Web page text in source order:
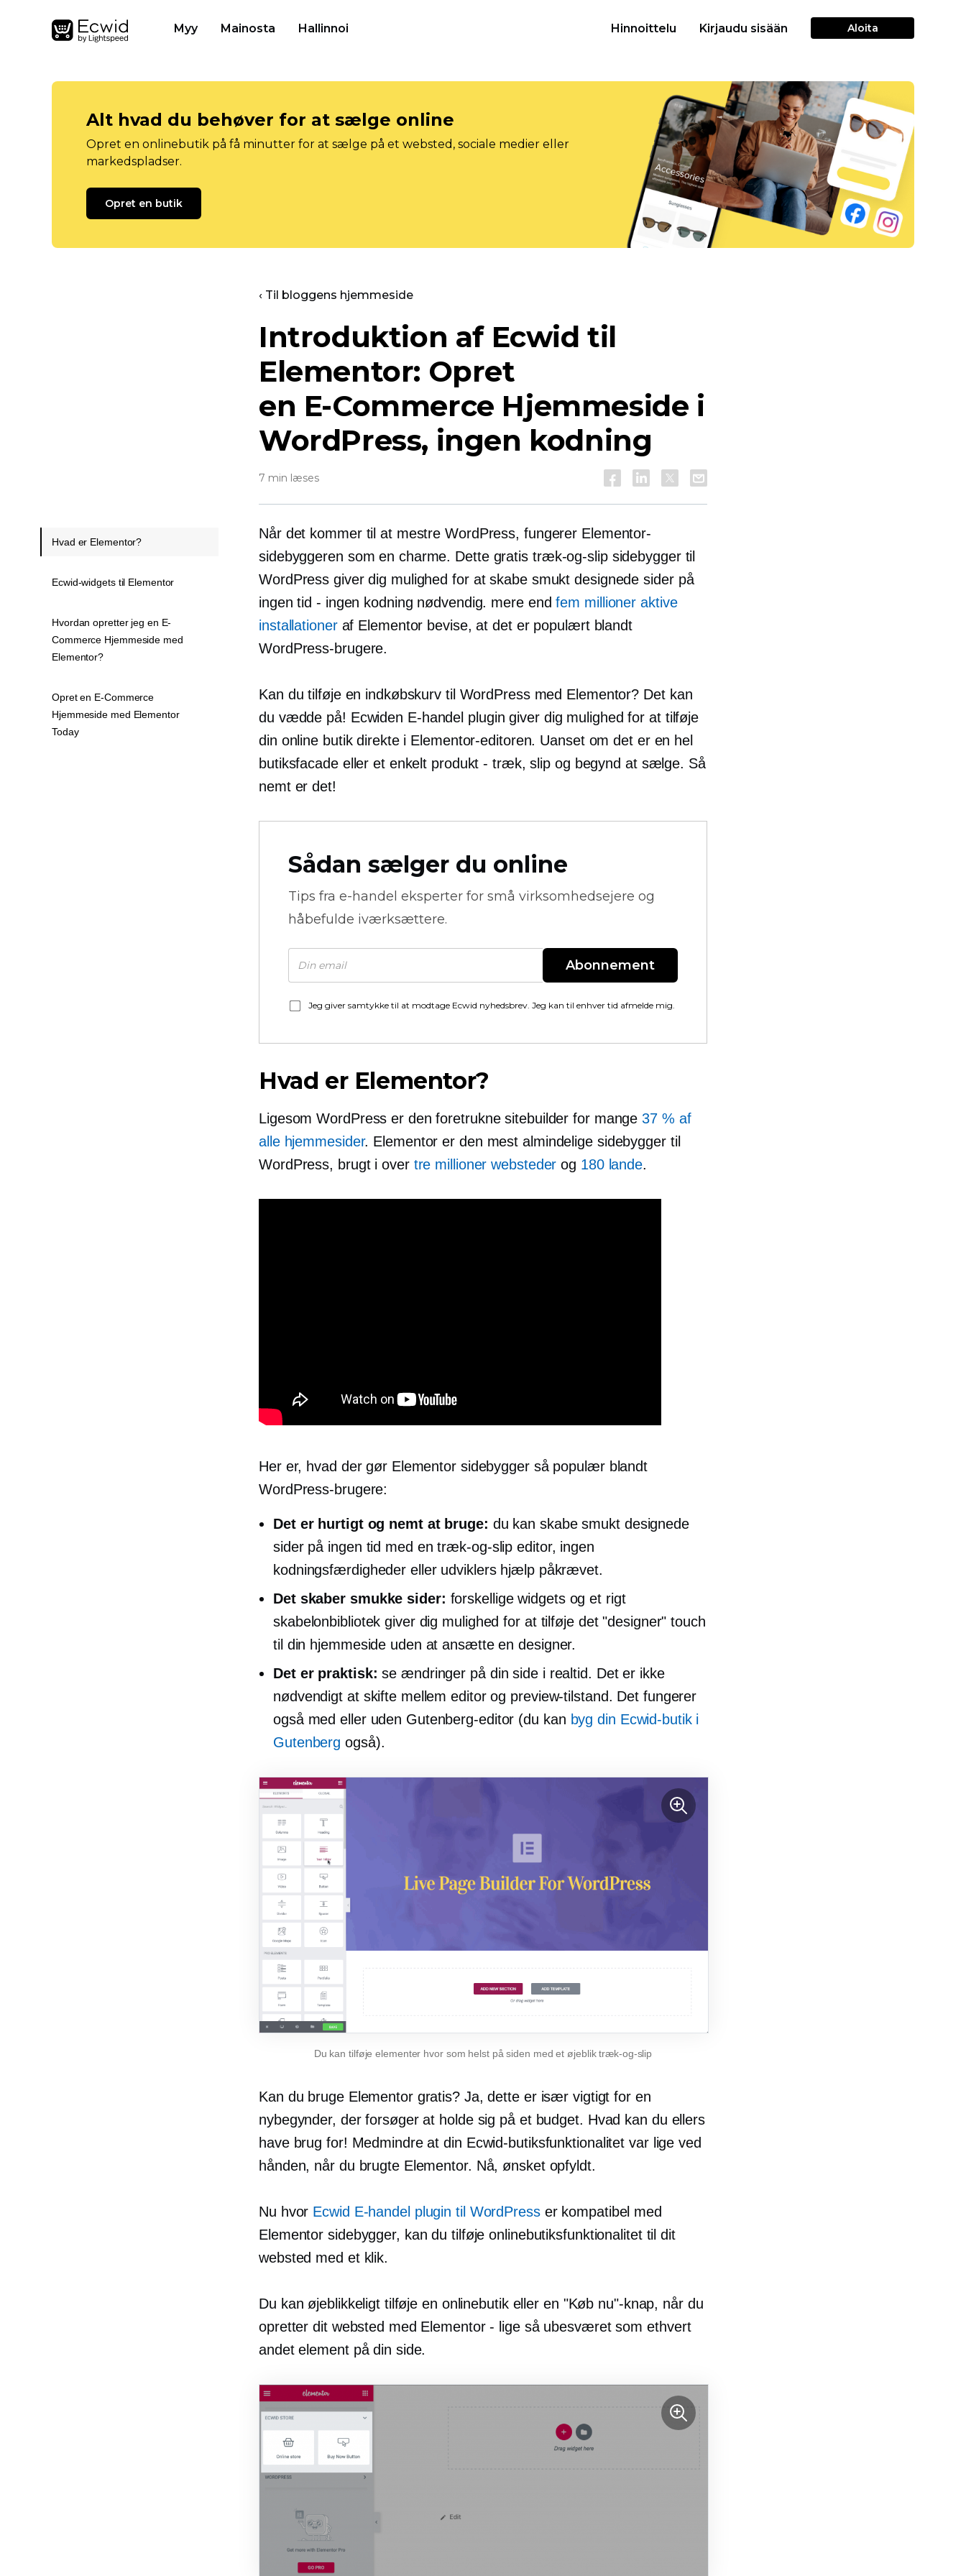
Myy Mainosta Hallinnoi Hinnoittelu Kirjaudu sisään Aloita
Alt hvad du behøver for at sælge online
Opret en onlinebutik på få minutter for at sælge på et websted, sociale medier eller
markedspladser.
Opret en butik
‹ Til bloggens hjemmeside
Introduktion af Ecwid til
Elementor: Opret
en E-Commerce Hjemmeside i
WordPress, ingen kodning
7 min læses
Når det kommer til at mestre WordPress, fungerer Elementor-
sidebyggeren som en charme. Dette gratis træk-og-slipsidebygger til
WordPress giver dig mulighed for at skabe smukt designede sider på
ingen tid - ingen kodning nødvendig. mere endfem millioner aktive
installationeraf Elementor bevise, at det er populært blandt
WordPress-brugere.
Kan du tilføje en indkøbskurv til WordPress med Elementor? Det kan
du vædde på! Ecwiden E-handel plugin giver dig mulighed for at tilføje
din online butik direkte i Elementor-editoren. Uanset om det er en hel
butiksfacade eller et enkelt produkt - træk, slip og begynd at sælge. Så
nemt er det!
Sådan sælger du online
Tips fra e-handel eksperter for små virksomhedsejere og
håbefulde iværksættere.
Abonnement
Jeg giver samtykke til at modtage Ecwid nyhedsbrev. Jeg kan til enhver tid afmelde mig.
Hvad er Elementor?
Ligesom WordPress er den foretrukne sitebuilder for mange37 % af
alle hjemmesider. Elementor er den mest almindelige sidebygger til
WordPress, brugt i over tre millioner websteder og 180 lande.
Her er, hvad der gør Elementor sidebygger så populær blandt
WordPress-brugere:
Det er hurtigt og nemt at bruge: du kan skabe smukt designede
sider på ingen tid med entræk-og-slip editor, ingen
kodningsfærdigheder eller udviklers hjælp påkrævet.
Det skaber smukke sider: forskellige widgets og et rigt
skabelonbibliotek giver dig mulighed for at tilføje det "designer" touch
til din hjemmeside uden at ansætte en designer.
Det er praktisk: se ændringer på din side i realtid. Det er ikke
nødvendigt at skifte mellem editor og preview-tilstand. Det fungerer
også med eller uden Gutenberg-editor (du kan byg din Ecwid-butik i
Gutenberg også).
Du kan tilføje elementer hvor som helst på siden med et øjebliktræk-og-slip
Kan du bruge Elementor gratis? Ja, dette er især vigtigt for en
nybegynder, der forsøger at holde sig på et budget. Hvad kan du ellers
have brug for! Medmindre at din Ecwid-butiksfunktionalitet var lige ved
hånden, når du brugte Elementor. Nå, ønsket opfyldt.
Nu hvor Ecwid E-handel plugin til WordPresser kompatibel med
Elementor sidebygger, kan du tilføje onlinebutiksfunktionalitet til dit
websted med et klik.
Du kan øjeblikkeligt tilføje en onlinebutik eller en "Køb nu"-knap, når du
opretter dit websted med Elementor - lige så ubesværet som ethvert
andet element på din side.
Hvad er Elementor?
Ecwid-widgets til Elementor
Hvordan opretter jeg en E-
Commerce Hjemmeside med
Elementor?
Opret en E-Commerce
Hjemmeside med Elementor
Today